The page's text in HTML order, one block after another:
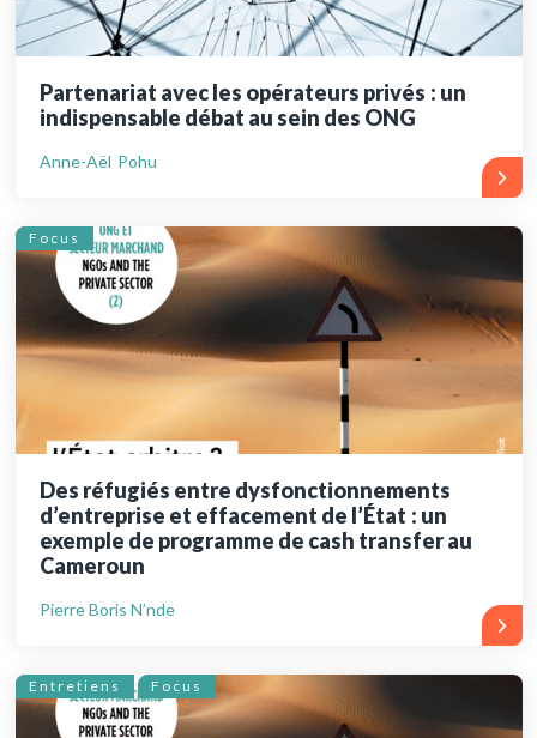
Partenariat avec les opérateurs privés : un
indispensable débat au sein des ONG
Anne-Aël Pohu
Focus
Des réfugiés entre dysfonctionnements
d’entreprise et effacement de l’État : un
exemple de programme de cash transfer au
Cameroun
Pierre Boris N’nde
Entretiens Focus